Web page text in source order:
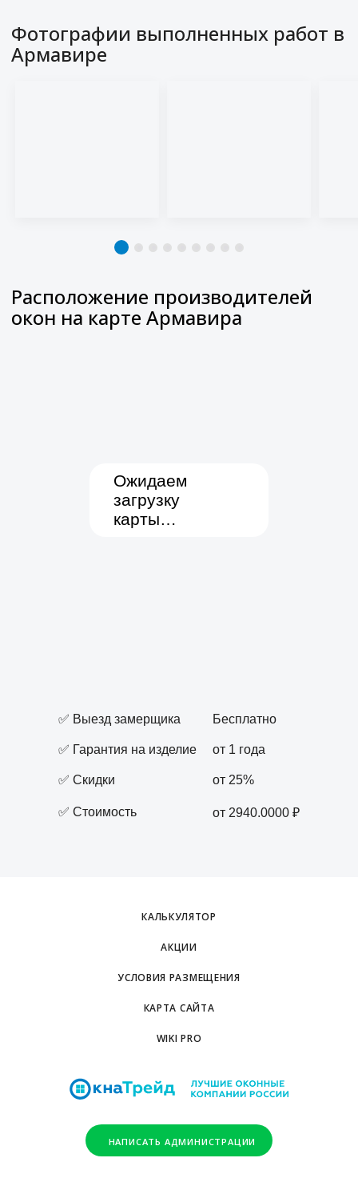
Фотографии выполненных работ в
Армавире
Расположение производителей
окон на карте Армавира
✅ Выезд замерщика Бесплатно
✅ Гарантия на изделие от 1 года
✅ Скидки от 25%
✅ Стоимость от 2940.0000 ₽
КАЛЬКУЛЯТОР
АКЦИИ
УСЛОВИЯ РАЗМЕЩЕНИЯ
КАРТА САЙТА
WIKI PRO
НАПИСАТЬ АДМИНИСТРАЦИИ